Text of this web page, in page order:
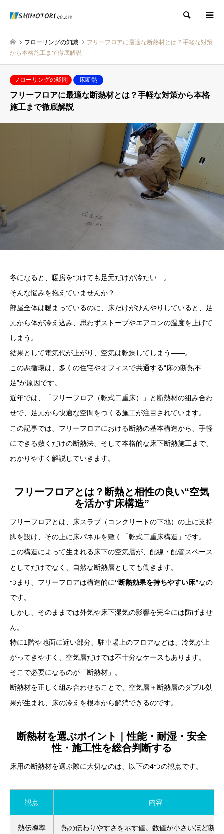
検索
フローリングの知識
フリーフロアに最適な断熱材とは？手軽な対策
から本格施工まで徹底解説
フローリングの疑問 床断熱
フリーフロアに最適な断熱材とは？手軽な対策から本格
施工まで徹底解説
冬になると、暖房をつけても足元だけが冷たい…。
そんな悩みを抱えていませんか？
部屋全体は暖まっているのに、床だけがひんやりしていると、足
元から体が冷え込み、思わずストーブやエアコンの温度を上げて
しまう。
結果として電気代が上がり、空気は乾燥してしまう——。
この悪循環は、多くの住宅やオフィスで共通する“床の断熱不
足”が原因です。
近年では、「フリーフロア（乾式二重床）」と断熱材の組み合わ
せで、足元から快適な空間をつくる施工が注目されています。
この記事では、フリーフロアにおける断熱の基本構造から、手軽
にできる敷くだけの断熱法、そして本格的な床下断熱施工まで、
わかりやすく解説していきます。
フリーフロアとは？断熱と相性の良い“空気
を活かす床構造”
フリーフロアとは、床スラブ（コンクリートの下地）の上に支持
脚を設け、その上に床パネルを敷く「乾式二重床構造」です。
この構造によって生まれる床下の空気層が、配線・配管スペース
としてだけでなく、自然な断熱層としても働きます。
つまり、フリーフロアは構造的に“断熱効果を持ちやすい床”なの
です。
しかし、そのままでは外気や床下湿気の影響を完全には防げませ
ん。
特に1階や地面に近い部分、駐車場上のフロアなどは、冷気が上
がってきやすく、空気層だけでは不十分なケースもあります。
そこで必要になるのが「断熱材」。
断熱材を正しく組み合わせることで、空気層＋断熱層のダブル効
果が生まれ、床の冷えを根本から解消できるのです。
断熱材を選ぶポイント｜性能・耐湿・安全
性・施工性を総合判断する
床用の断熱材を選ぶ際に大切なのは、以下の4つの観点です。
観点 内容
熱伝導率 熱の伝わりやすさを示す値。数値が小さいほど断